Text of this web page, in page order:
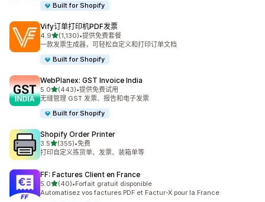
Built for Shopify
Vify订单打印机PDF发票
4.9星（满分 5 星）
(1,130)
总共 1130 条评论
•提供免费套餐
一款发票生成器，可轻松自定义和打印订单文档
Built for Shopify
WebPlanex: GST Invoice India
5.0星（满分 5 星）
(443)
总共 443 条评论
•提供免费试用
无缝管理 GST 发票、报告和电子发票
Built for Shopify
Shopify Order Printer
3.5星（满分 5 星）
(355)
总共 355 条评论
•免费
打印自定义拣货单、发票、装箱单等
FF: Factures Client en France
5.0星（满分 5 星）
(40)
总共 40 条评论
•Forfait gratuit disponible
Automatisez vos factures PDF et Factur-X pour la France